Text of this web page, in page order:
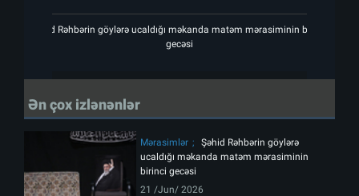
Şəhid Rəhbərin göylərə ucaldığı məkanda matəm mərasiminin birinci
gecəsi
Ən çox izlənənlər
Mərasimlər
Şəhid Rəhbərin göylərə
ucaldığı məkanda matəm mərasiminin
birinci gecəsi
21 /Jun/ 2026